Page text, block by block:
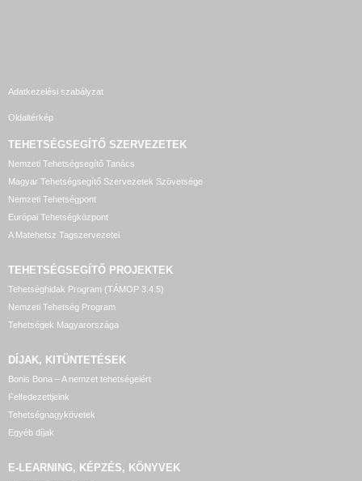
Adatkezelési szabályzat
Oldaltérkép
TEHETSÉGSEGÍTŐ SZERVEZETEK
Nemzeti Tehetségsegítő Tanács
Magyar Tehetségsegítő Szervezetek Szövetsége
Nemzeti Tehetségpont
Európai Tehetségközpont
A Matehetsz Tagszervezetei
TEHETSÉGSEGÍTŐ PROJEKTEK
Tehetséghidak Program (TÁMOP 3.4.5)
Nemzeti Tehetség Program
Tehetségek Magyarországa
DÍJAK, KITÜNTETÉSEK
Bonis Bona – A nemzet tehetségeiért
Felfedezettjeink
Tehetségnagykövetek
Egyéb díjak
E-LEARNING, KÉPZÉS, KÖNYVEK